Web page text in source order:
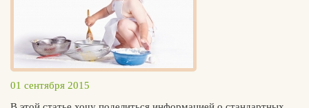
01 сентября 2015